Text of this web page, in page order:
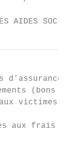
DES AIDES
de droits et frais de transport
         circulation pour une personne étrangère en France et les frais nécessaires à l’obtention d’un
                                                                                                                       associés) cf. Annexe 5.
         titre d’identité, préalable aux démarches pré citées ou à la perception de droits,
                                                                                                                    Concernant les demandes d’aide à la location de véhicules dans le cadre du dispositif d’aide aux
      - les aides relatives aux bons de transport qui renvoient